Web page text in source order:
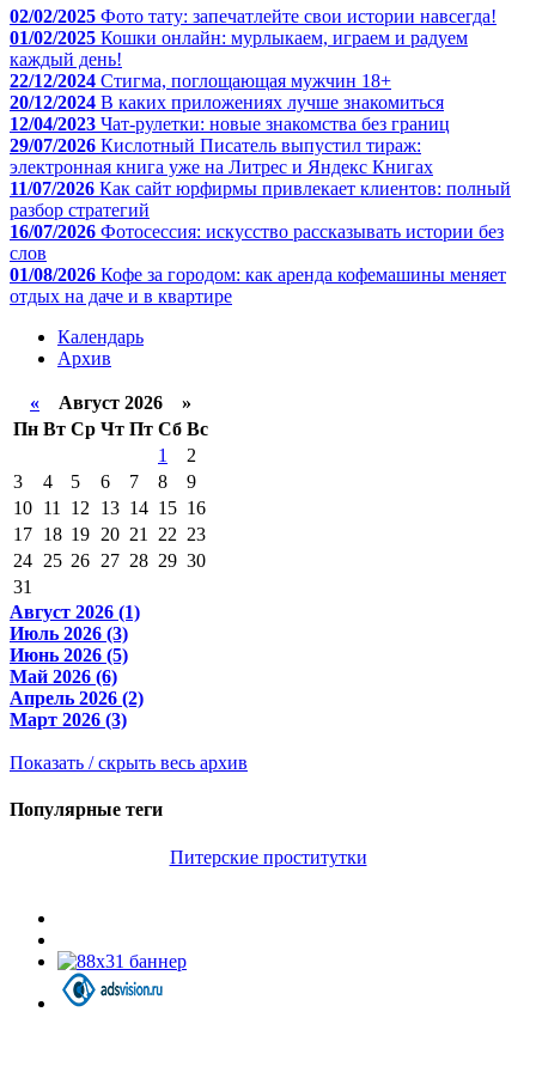
02/02/2025 Фото тату: запечатлейте свои истории навсегда!
01/02/2025 Кошки онлайн: мурлыкаем, играем и радуем
каждый день!
22/12/2024 Стигма, поглощающая мужчин 18+
20/12/2024 В каких приложениях лучше знакомиться
12/04/2023 Чат-рулетки: новые знакомства без границ
29/07/2026 Кислотный Писатель выпустил тираж:
электронная книга уже на Литрес и Яндекс Книгах
11/07/2026 Как сайт юрфирмы привлекает клиентов: полный
разбор стратегий
16/07/2026 Фотосессия: искусство рассказывать истории без
слов
01/08/2026 Кофе за городом: как аренда кофемашины меняет
отдых на даче и в квартире
Календарь
Архив
« Август 2026 »
Пн Вт Ср Чт Пт Сб Вс
1
2
3
4 5 6 7 8
9
10 11 12 13 14 15 16
17 18 19 20 21 22 23
24 25 26 27 28 29 30
31
Август 2026 (1)
Июль 2026 (3)
Июнь 2026 (5)
Май 2026 (6)
Апрель 2026 (2)
Март 2026 (3)
Показать / скрыть весь архив
Популярные теги
Питерские проститутки